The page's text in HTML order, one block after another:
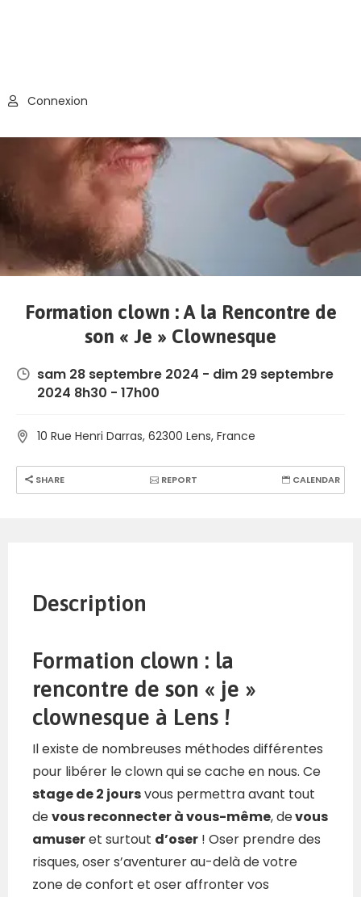
Connexion
Formation clown : A la Rencontre de
son « Je » Clownesque
sam 28 septembre 2024 - dim 29 septembre
2024 8h30 - 17h00
10 Rue Henri Darras, 62300 Lens, France
SHARE REPORT CALENDAR
Description
Formation clown : la
rencontre de son « je »
clownesque à Lens !
Il existe de nombreuses méthodes différentes
pour libérer le clown qui se cache en nous. Ce
stage de 2 joursvous permettra avant tout
devous reconnecter à vous-même, devous
amuseret surtout d’oser ! Oser prendre des
risques, oser s’aventurer au-delà de votre
zone de confort et oser affronter vos